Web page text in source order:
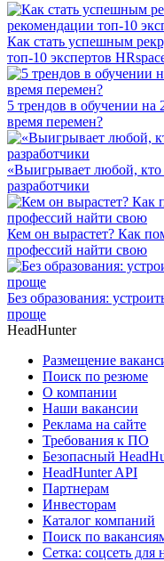
Как стать успешным
топ-10 экспертов
5 трендов в обучении на
время перемен?
«Выигрывает любой, кто
разработчики
Кем он вырастет? Как
профессий найти свою
Без образования:
проще
HeadHunter
Размещение
Поиск по резюме
О компании
Наши вакансии
Реклама на сайте
Требования к ПО
Безопасный
HeadHunter API
Партнерам
Инвесторам
Каталог компаний
Поиск по
Сетка: соцсеть для